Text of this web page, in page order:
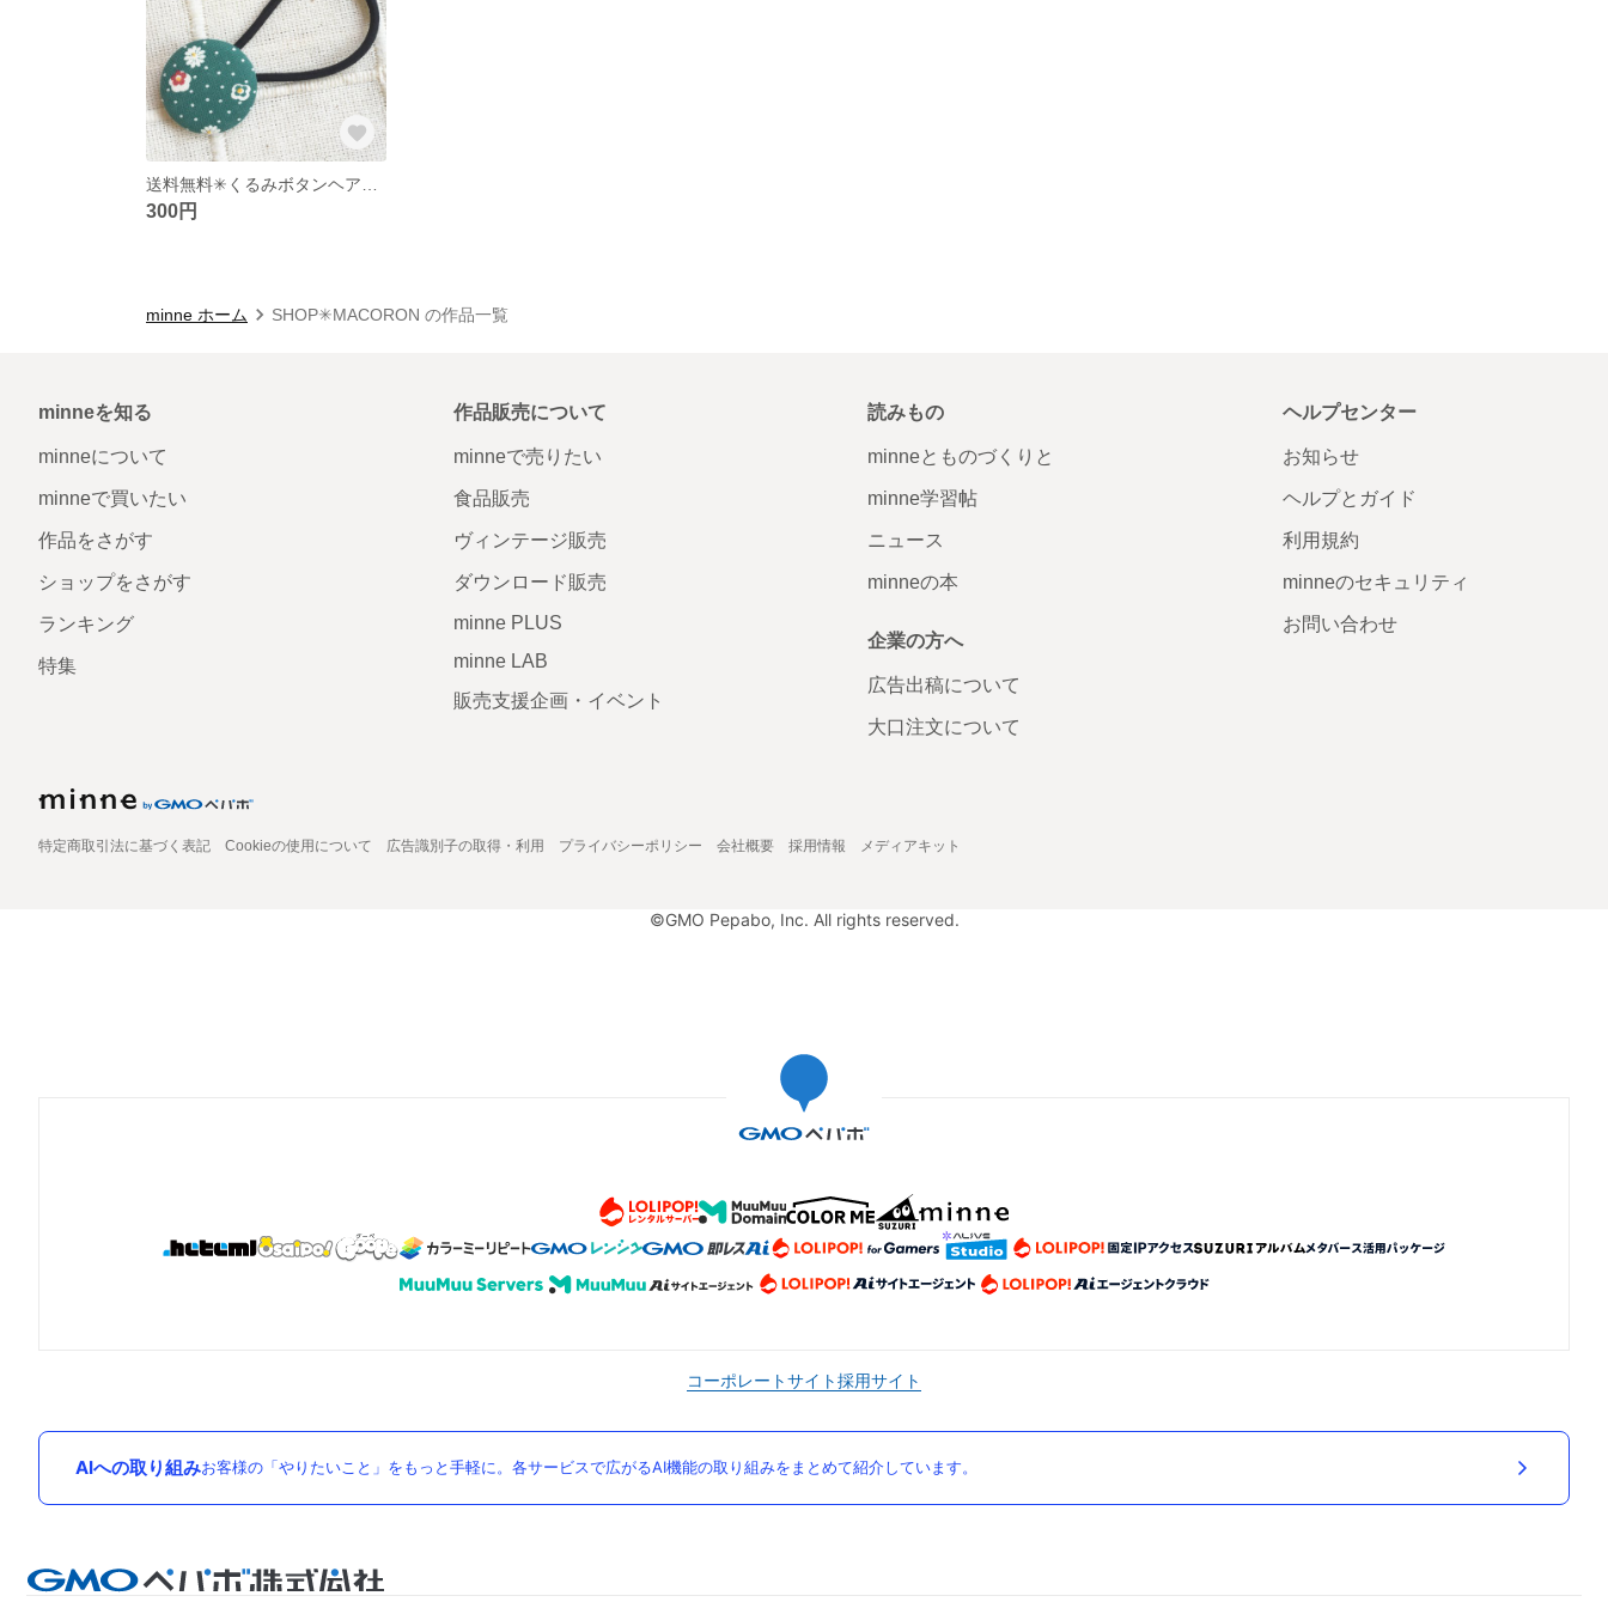
300円
minne ホーム SHOP✳︎MACORON の作品一覧
minneを知る
minneについて
minneで買いたい
作品をさがす
ショップをさがす
ランキング
特集
作品販売について
minneで売りたい
食品販売
ヴィンテージ販売
ダウンロード販売
minne PLUS
minne LAB
販売支援企画・イベント
読みもの
minneとものづくりと
minne学習帖
ニュース
minneの本
企業の方へ
広告出稿について
大口注文について
ヘルプセンター
お知らせ
ヘルプとガイド
利用規約
minneのセキュリティ
お問い合わせ
特定商取引法に基づく表記 Cookieの使用について 広告識別子の取得・利用 プライバシーポリシー 会社概要 採用情報 メディアキット
©GMO Pepabo, Inc. All rights reserved.
コーポレートサイト採用サイト
AIへの取り組みお客様の「やりたいこと」をもっと手軽に。各サービスで広がるAI機能の取り組みをまとめて紹介しています。